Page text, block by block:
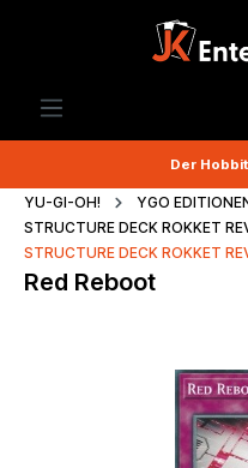
Der
YU-GI-OH!
YGO
STRUCTURE DECK ROKKET
STRUCTURE DECK ROKKET
Red Reboot